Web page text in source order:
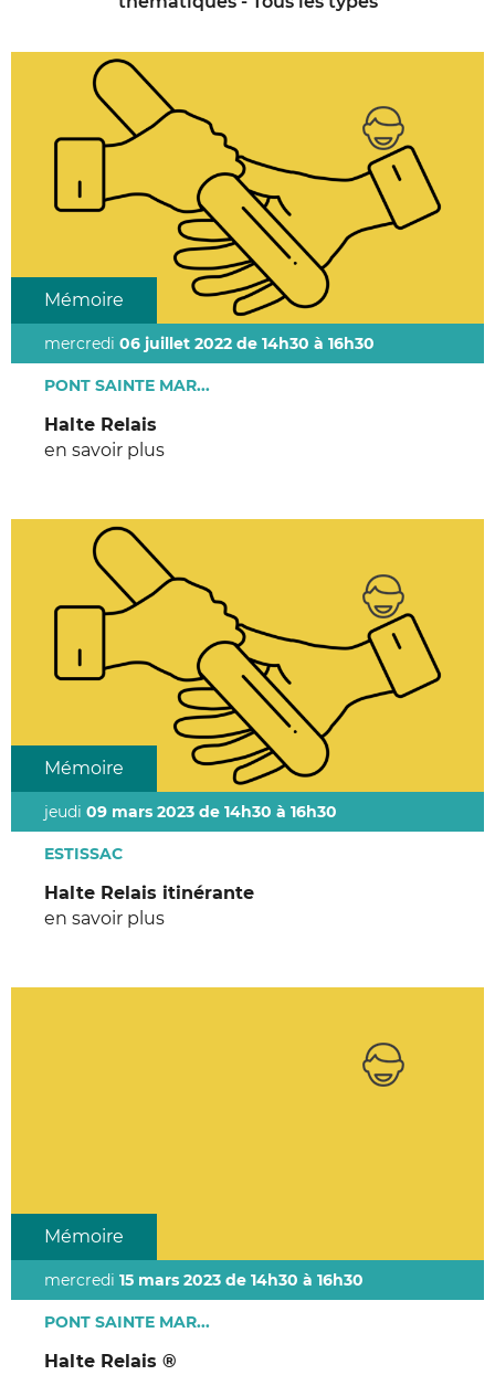
Mémoire
mercredi 06 juillet 2022 de 14h30 à 16h30
PONT SAINTE MAR...
Halte Relais
en savoir plus
Mémoire
jeudi 09 mars 2023 de 14h30 à 16h30
ESTISSAC
Halte Relais itinérante
en savoir plus
Mémoire
mercredi 15 mars 2023 de 14h30 à 16h30
PONT SAINTE MAR...
Halte Relais ®